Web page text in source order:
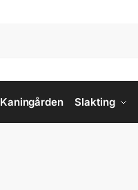
Kaningården Slakting